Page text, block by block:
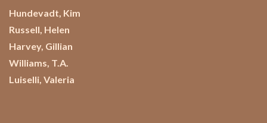
Hundevadt, Kim
Russell, Helen
Harvey, Gillian
Williams, T.A.
Luiselli, Valeria